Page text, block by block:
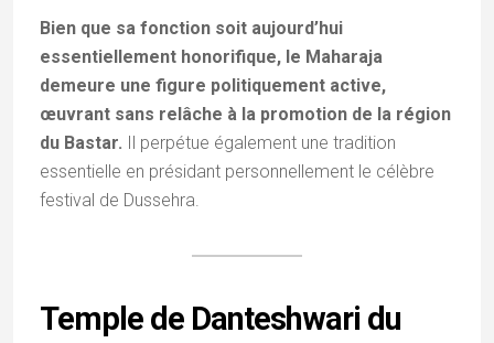
Bien que sa fonction soit aujourd’hui
essentiellement honorifique, le Maharaja
demeure une figure politiquement active,
œuvrant sans relâche à la promotion de la région
du Bastar. Il perpétue également une tradition
essentielle en présidant personnellement le célèbre
festival de Dussehra.
Temple de Danteshwari du